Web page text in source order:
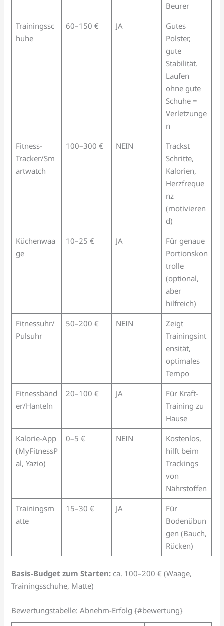
Beurer
Trainingssc
huhe
60–150 € JA
Gutes
Polster,
gute
Stabilität.
Laufen
ohne gute
Schuhe =
Verletzunge
n
Fitness-
Tracker/Sm
artwatch
100–300 € NEIN
Trackst
Schritte,
Kalorien,
Herzfreque
nz
(motivieren
d)
Küchenwaa
ge
10–25 € JA
Für genaue
Portionskon
trolle
(optional,
aber
hilfreich)
Fitnessuhr/
Pulsuhr
50–200 € NEIN
Zeigt
Trainingsint
ensität,
optimales
Tempo
Fitnessbänd
er/Hanteln
20–100 € JA
Für Kraft-
Training zu
Hause
Kalorie-App
(MyFitnessP
al, Yazio)
0–5 € NEIN
Kostenlos,
hilft beim
Trackings
von
Nährstoffen
Trainingsm
atte
15–30 € JA
Für
Bodenübun
gen (Bauch,
Rücken)
Basis-Budget zum Starten: ca. 100–200 € (Waage,
Trainingsschuhe, Matte)
Bewertungstabelle: Abnehm-Erfolg {#bewertung}